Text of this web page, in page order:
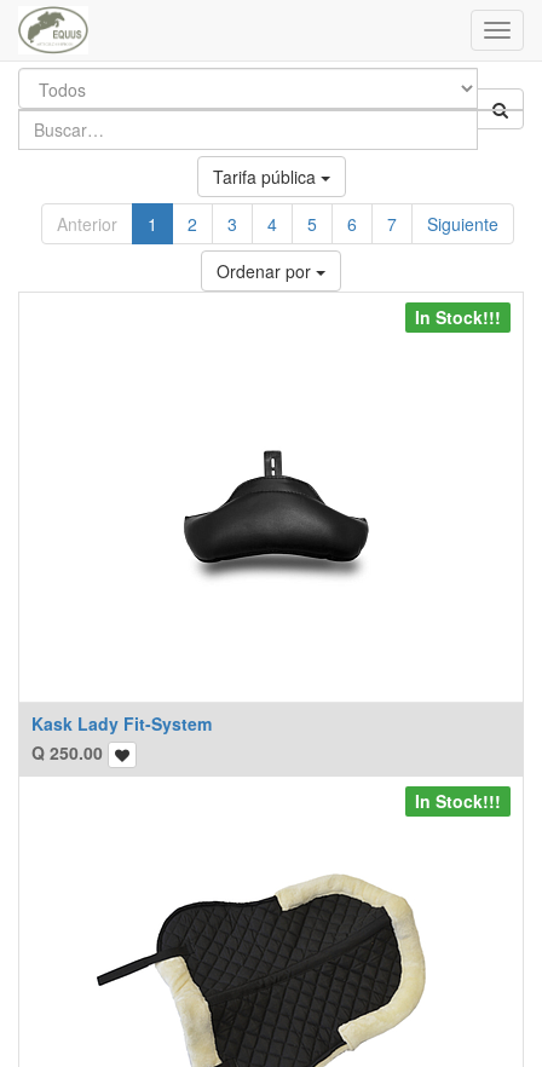
Tarifa pública
Anterior
1 2 3 4 5 6 7
Siguiente
Ordenar por
Kask Lady Fit-System
Q 250.00
In Stock!!!
In Stock!!!